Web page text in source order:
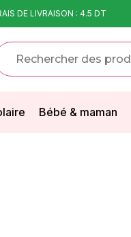
DE LIVRAISON : 4.5 DT
Bébé & maman